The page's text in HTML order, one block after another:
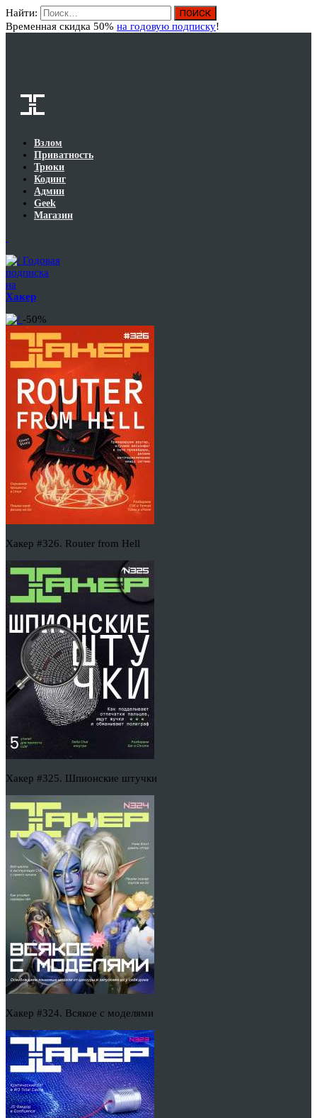
Найти:
Временная скидка 50% на годовую подписку!
Взлом
Приватность
Трюки
Кодинг
Админ
Geek
Магазин
Годовая
подписка
на
Хакер
-50%
Хакер #326. Router from Hell
Хакер #325. Шпионские штучки
Хакер #324. Всякое с моделями